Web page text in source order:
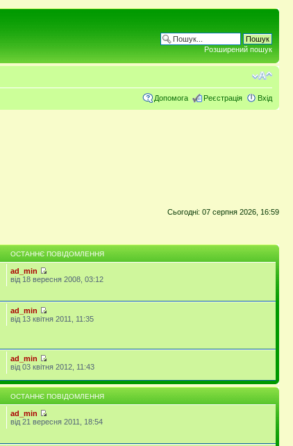
Розширений пошук
Допомога Реєстрація Вхід
Сьогодні: 07 серпня 2026, 16:59
ОСТАННЄ ПОВІДОМЛЕННЯ
ad_min
від 18 вересня 2008, 03:12
ad_min
від 13 квітня 2011, 11:35
ad_min
від 03 квітня 2012, 11:43
ОСТАННЄ ПОВІДОМЛЕННЯ
ad_min
від 21 вересня 2011, 18:54